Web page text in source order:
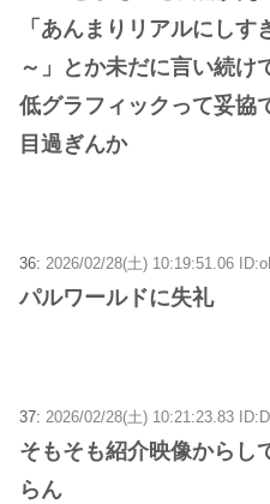
「あんまりリアルにし
～」とか未だに言い続け
低グラフィックって妥協
目過ぎんか
36: 2026/02/28(土) 10:19:51.06
パルワールドに失礼
37: 2026/02/28(土) 10:21:23.83
そもそも紹介映像からし
らん